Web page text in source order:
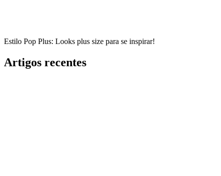
Estilo Pop Plus: Looks plus size para se inspirar!
Artigos recentes